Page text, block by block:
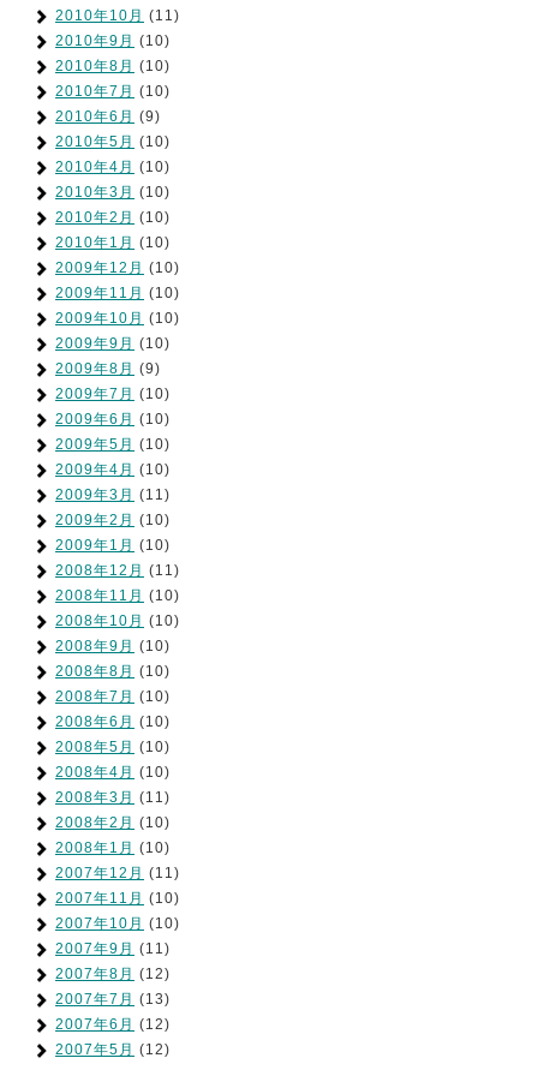
2010年10月 (11)
2010年9月 (10)
2010年8月 (10)
2010年7月 (10)
2010年6月 (9)
2010年5月 (10)
2010年4月 (10)
2010年3月 (10)
2010年2月 (10)
2010年1月 (10)
2009年12月 (10)
2009年11月 (10)
2009年10月 (10)
2009年9月 (10)
2009年8月 (9)
2009年7月 (10)
2009年6月 (10)
2009年5月 (10)
2009年4月 (10)
2009年3月 (11)
2009年2月 (10)
2009年1月 (10)
2008年12月 (11)
2008年11月 (10)
2008年10月 (10)
2008年9月 (10)
2008年8月 (10)
2008年7月 (10)
2008年6月 (10)
2008年5月 (10)
2008年4月 (10)
2008年3月 (11)
2008年2月 (10)
2008年1月 (10)
2007年12月 (11)
2007年11月 (10)
2007年10月 (10)
2007年9月 (11)
2007年8月 (12)
2007年7月 (13)
2007年6月 (12)
2007年5月 (12)